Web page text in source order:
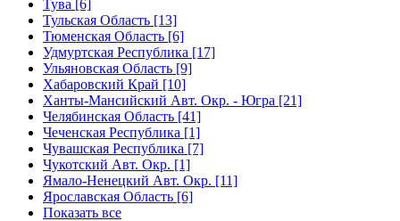
Тува [6]
Тульская Область [13]
Тюменская Область [6]
Удмуртская Республика [17]
Ульяновская Область [9]
Хабаровский Край [10]
Ханты-Мансийский Авт. Окр. - Югра [21]
Челябинская Область [41]
Чеченская Республика [1]
Чувашская Республика [7]
Чукотский Авт. Окр. [1]
Ямало-Ненецкий Авт. Окр. [11]
Ярославская Область [6]
Показать все